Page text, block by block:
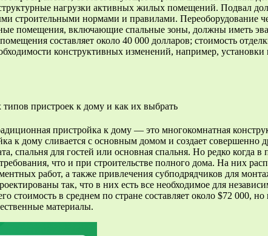
нагрузки активных жилых помещений. Подвал
строительными нормами и правилами. Переоборудование
помещения, включающие спальные зоны, должны иметь
составляет около 40 000 долларов; стоимость
конструктивных изменений, например,
пристройка к дому — это многокомнатная
к дому сливается с основным домом и создает
для гостей или основная спальня. Но редко когда в
что и при строительстве полного дома. На них
работ, а также привлечения субподрядчиков для
так, что в них есть все необходимое для
стоимость в среднем по стране составляет около $72 000,
материалы.